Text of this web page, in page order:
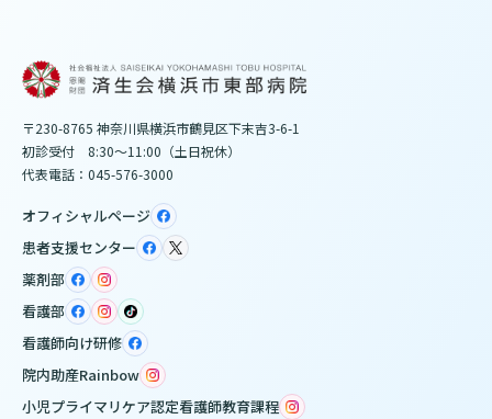
〒230-8765 神奈川県横浜市鶴見区下末吉3-6-1
初診受付 8:30～11:00（土日祝休）
代表電話：045-576-3000
オフィシャルページ
患者支援センター
薬剤部
看護部
看護師向け研修
院内助産Rainbow
小児プライマリケア認定看護師教育課程